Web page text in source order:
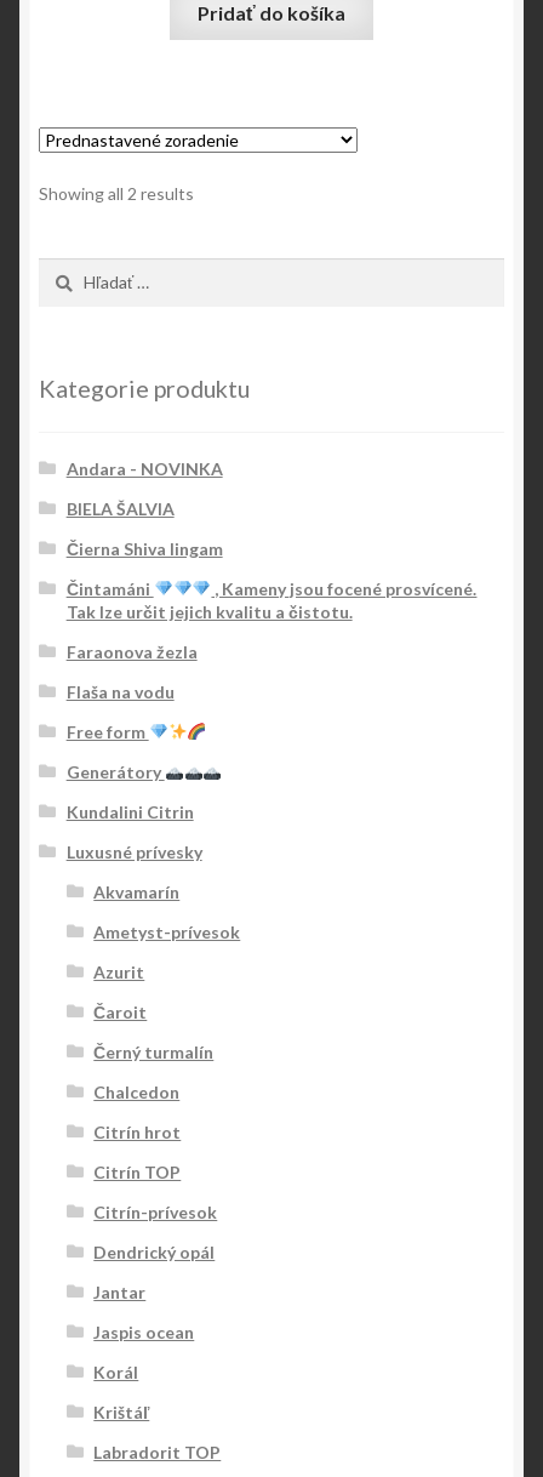
Pridať do košíka
Showing all 2 results
Kategorie produktu
Andara - NOVINKA
BIELA ŠALVIA
Čierna Shiva lingam
Čintamáni
, Kameny jsou focené prosvícené.
Tak lze určit jejich kvalitu a čistotu.
Faraonova žezla
Flaša na vodu
Free form
Generátory
Kundalini Citrin
Luxusné prívesky
Akvamarín
Ametyst-prívesok
Azurit
Čaroit
Černý turmalín
Chalcedon
Citrín hrot
Citrín TOP
Citrín-prívesok
Dendrický opál
Jantar
Jaspis ocean
Korál
Krištáľ
Labradorit TOP